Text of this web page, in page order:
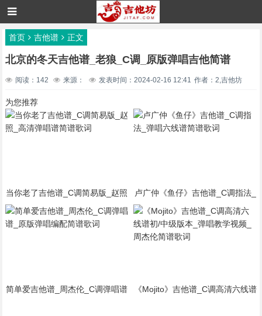
首页 吉他谱 正文
北京的冬天吉他谱_老狼_C调_原版弹唱吉他简谱
阅读：142 来源： 发表时间：2024-02-16 12:41 作者：2,吉他坊
为您推荐
当你老了吉他谱_C调简易版_赵照
_高清弹唱谱简谱歌词
卢广仲《鱼仔》吉他谱_C调指法_
弹唱六线谱简谱歌词
简单爱吉他谱_周杰伦_C调弹唱谱
《Mojito》吉他谱_C调高清六线谱